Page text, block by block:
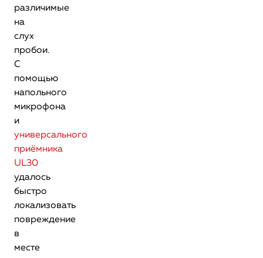
различимые
на
слух
пробои.
С
помощью
напольного
микрофона
и
универсального
приёмника
UL30
удалось
быстро
локализовать
повреждение
в
месте